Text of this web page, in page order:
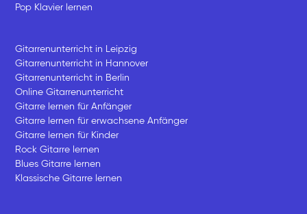
Pop Klavier lernen
Gitarrenunterricht in Leipzig
Gitarrenunterricht in Hannover
Gitarrenunterricht in Berlin
Online Gitarrenunterricht
Gitarre lernen für Anfänger
Gitarre lernen für erwachsene Anfänger
Gitarre lernen für Kinder
Rock Gitarre lernen
Blues Gitarre lernen
Klassische Gitarre lernen